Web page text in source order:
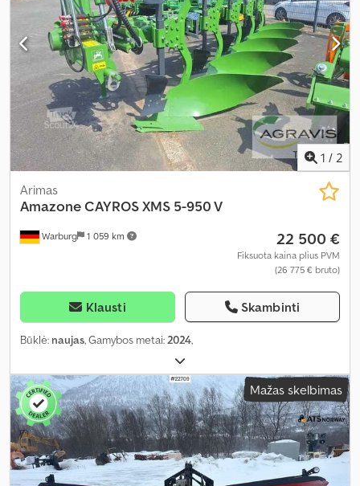
1 / 2
Warburg 1 059 km
Arimas
AmazoneCAYROS XMS 5-950 V
22 500 €
Fiksuota kaina plius PVM
(26 775 € bruto)
Klausti Skambinti
Būklė: naujas, Gamybos metai: 2024,
Mažas skelbimas